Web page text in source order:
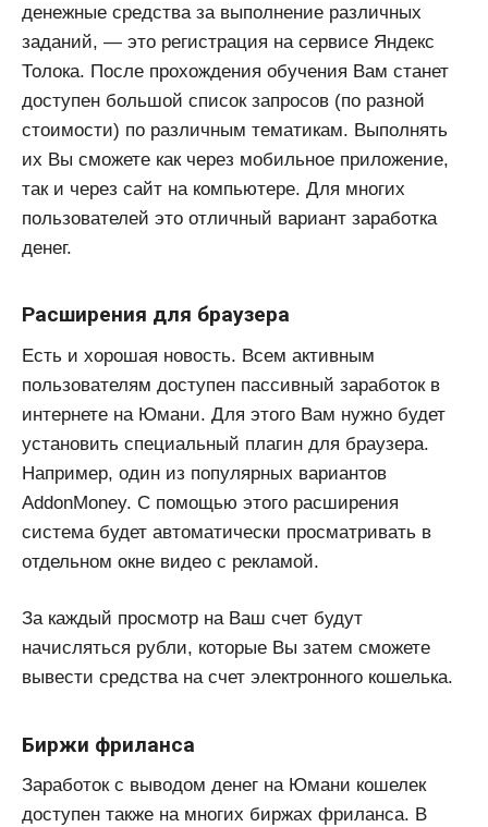
денежные средства за выполнение различных
заданий, — это регистрация на сервисе Яндекс
Толока. После прохождения обучения Вам станет
доступен большой список запросов (по разной
стоимости) по различным тематикам. Выполнять
их Вы сможете как через мобильное приложение,
так и через сайт на компьютере. Для многих
пользователей это отличный вариант заработка
денег.
Расширения для браузера
Есть и хорошая новость. Всем активным
пользователям доступен пассивный заработок в
интернете на Юмани. Для этого Вам нужно будет
установить специальный плагин для браузера.
Например, один из популярных вариантов
AddonMoney. С помощью этого расширения
система будет автоматически просматривать в
отдельном окне видео с рекламой.
За каждый просмотр на Ваш счет будут
начисляться рубли, которые Вы затем сможете
вывести средства на счет электронного кошелька.
Биржи фриланса
Заработок с выводом денег на Юмани кошелек
доступен также на многих биржах фриланса. В